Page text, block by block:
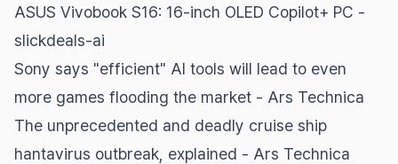
ASUS Vivobook S16: 16-inch OLED Copilot+ PC -
slickdeals-ai
Sony says "efficient" AI tools will lead to even
more games flooding the market - Ars Technica
The unprecedented and deadly cruise ship
hantavirus outbreak, explained - Ars Technica